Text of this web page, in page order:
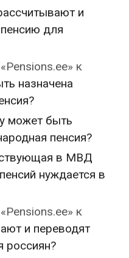
и
для
к
назначена
может быть
пенсия?
в МВД
нуждается в
к
и переводят
россиян?